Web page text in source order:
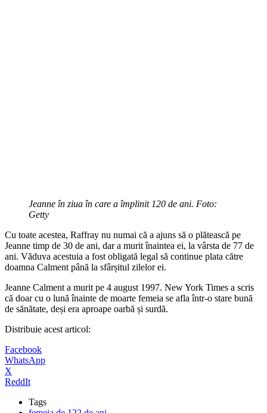
Jeanne în ziua în care a împlinit 120 de ani. Foto:
Getty
Cu toate acestea, Raffray nu numai că a ajuns să o plătească pe
Jeanne timp de 30 de ani, dar a murit înaintea ei, la vârsta de 77 de
ani. Văduva acestuia a fost obligată legal să continue plata către
doamna Calment până la sfârșitul zilelor ei.
Jeanne Calment a murit pe 4 august 1997. New York Times a scris
că doar cu o lună înainte de moarte femeia se afla într-o stare bună
de sănătate, deși era aproape oarbă și surdă.
Distribuie acest articol:
Facebook
WhatsApp
X
ReddIt
Tags